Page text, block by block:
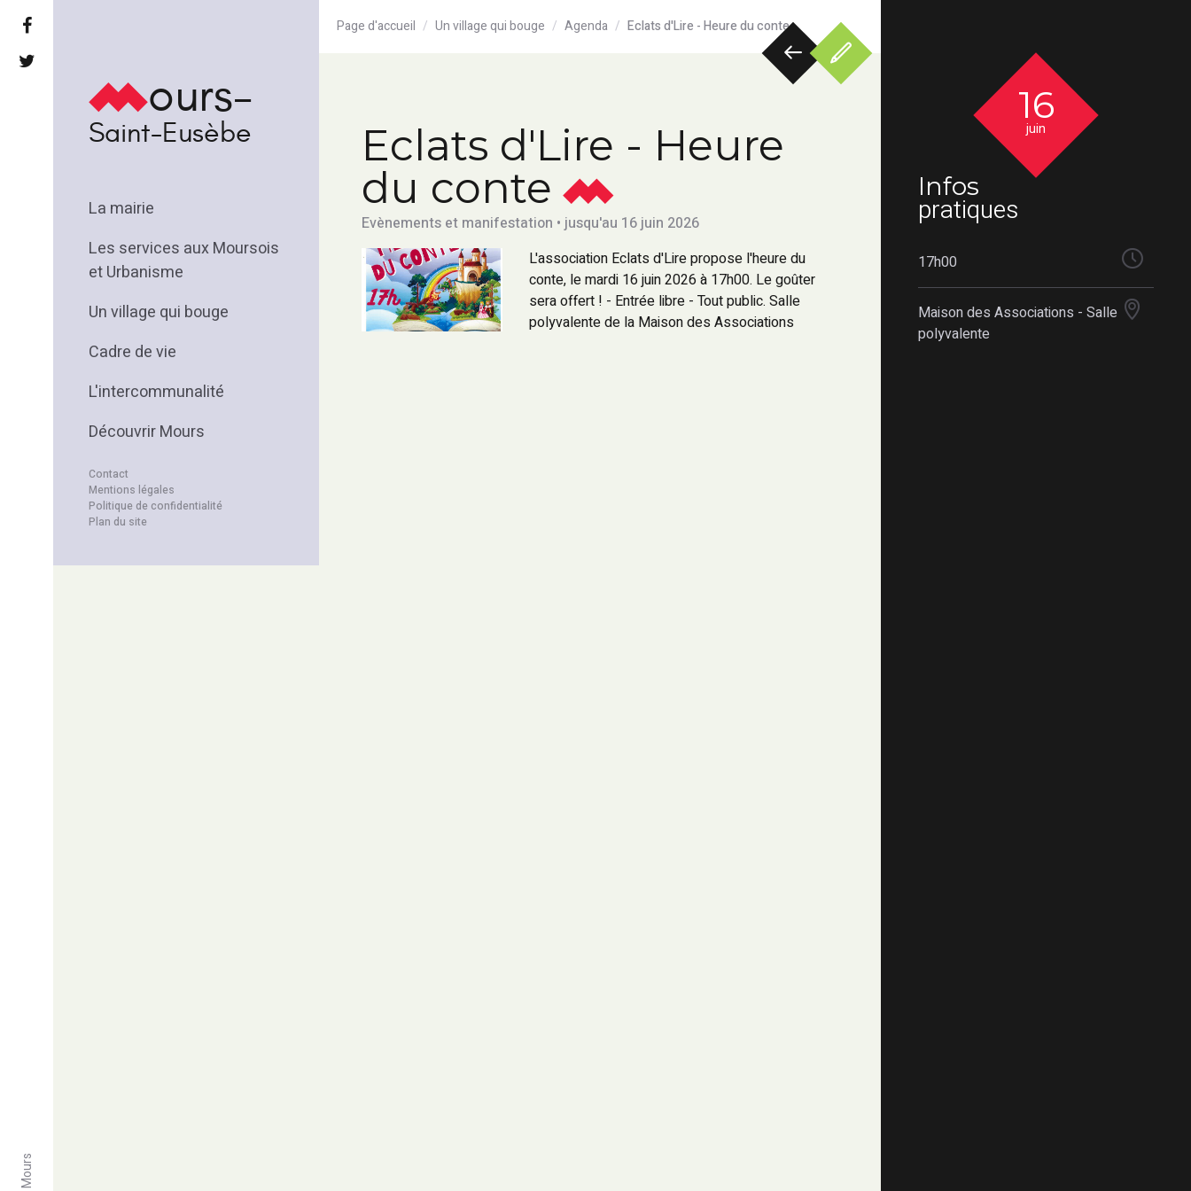
ours-
Saint-Eusèbe
La mairie
Les services aux Moursois
et Urbanisme
Un village qui bouge
Cadre de vie
L'intercommunalité
Découvrir Mours
Contact
Mentions légales
Politique de confidentialité
Plan du site
Page d'accueil Un village qui bouge Agenda Eclats d'Lire - Heure du conte
Eclats d'Lire - Heure
du conte
Evènements et manifestation • jusqu'au 16 juin 2026
L'association Eclats d'Lire propose l'heure du
conte, le mardi 16 juin 2026 à 17h00. Le goûter
sera offert ! - Entrée libre - Tout public. Salle
polyvalente de la Maison des Associations
16
juin
Infos
pratiques
17h00
Maison des Associations - Salle
polyvalente